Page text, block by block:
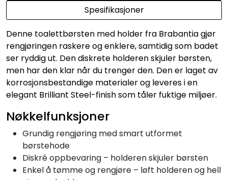
Spesifikasjoner
Denne toalettbørsten med holder fra Brabantia gjør
rengjøringen raskere og enklere, samtidig som badet
ser ryddig ut. Den diskrete holderen skjuler børsten,
men har den klar når du trenger den. Den er laget av
korrosjonsbestandige materialer og leveres i en
elegant Brilliant Steel-finish som tåler fuktige miljøer.
Nøkkelfunksjoner
Grundig rengjøring med smart utformet
børstehode
Diskré oppbevaring – holderen skjuler børsten
Enkel å tømme og rengjøre – løft holderen og hell